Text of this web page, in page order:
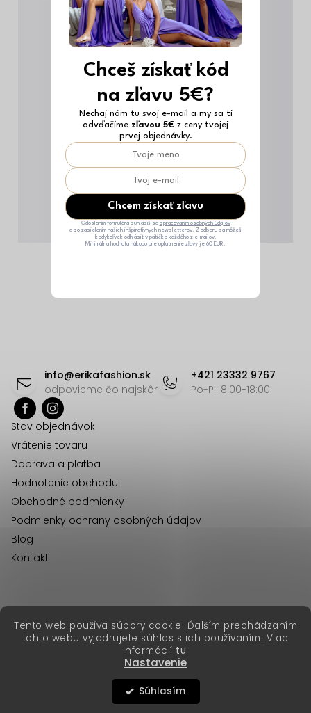
Tento web používa súbory cookie. Ďalším prechádzaním
tohto webu vyjadrujete súhlas s ich používaním. Viac
informácií tu.
Nastavenie
Súhlasím
info@erikafashion.sk
odpovieme čo najskôr
+421 23332 9767
Po-Pi: 8:00-18:00
Stav objednávok
Vrátenie tovaru
Doprava a platba
Hodnotenie obchodu
Obchodné podmienky
Podmienky ochrany osobných údajov
Blog
Kontakt
Vytvoril Shoptet Premium
Copyright 2026Erika Fashion. Všetky práva vyhradené.
erikafashion.cz
Chceš získať kód
na zľavu 5€?
Nechaj nám tu svoj e-mail a my sa ti
odvďačíme zľavou 5€ z ceny tvojej
prvej objednávky.
Chcem získať zľavu
Odoslaním formulára súhlasíš sa spracovaním osobných údajov
a so zasielaním našich inšpiratívnych newsletterov. Z odberu sa môžeš
kedykoľvek odhlásiť v pätičke každého z e-mailov.
Minimálna hodnota nákupu pre uplatnenie zľavy je 60 EUR.